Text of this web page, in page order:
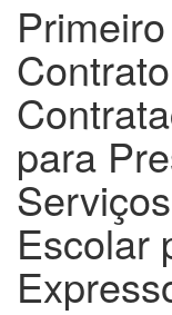
para
Escolar